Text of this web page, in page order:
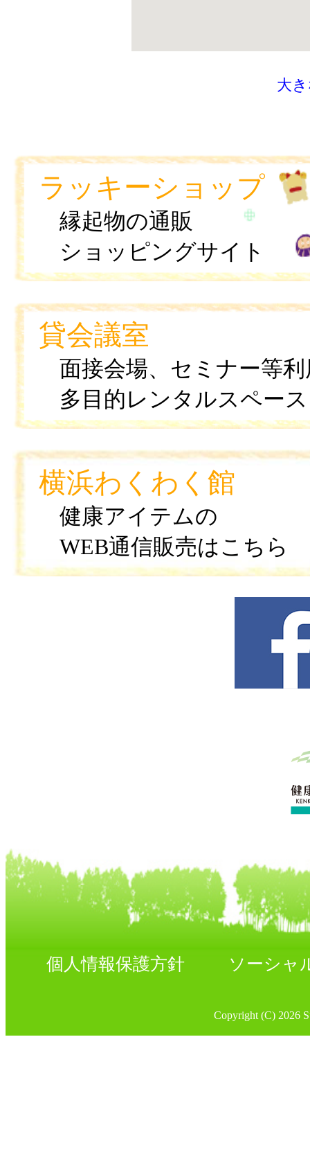
大
ラッキーショップ
縁起物の通販
ショッピングサイト
貸会議室
面接会場、セミナー等
多目的レンタルスペース
横浜わくわく館
健康アイテムの
WEB通信販売はこちら
個人情報保護方針 ソーシャ
Copyright (C) 2026